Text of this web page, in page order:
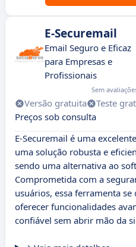
E-Securemail
Email Seguro e Eficaz
para Empresas e
Profissionais
Sem
Versão gratuita Teste
Preços sob consulta
E-Securemail é uma
uma solução robusta e
sendo uma alternativa ao
Comprometida com a
usuários, essa ferramenta
oferecer funcionalidades
confiável sem abrir mão da